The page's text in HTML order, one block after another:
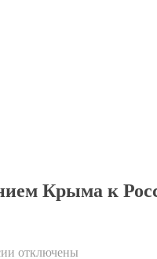
Крыма к
отключены